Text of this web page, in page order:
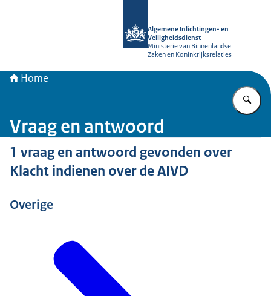
Algemene Inlichtingen- en
Veiligheidsdienst
Ministerie van Binnenlandse
Zaken en Koninkrijksrelaties
Home
Vraag en antwoord
1 vraag en antwoord gevonden over
Klacht indienen over de AIVD
Overige